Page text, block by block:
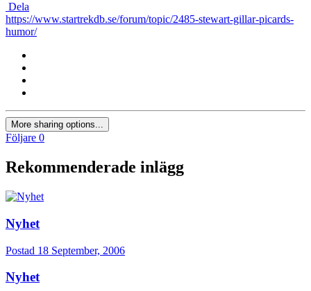
Dela
https://www.startrekdb.se/forum/topic/2485-stewart-gillar-picards-
humor/
More sharing options...
Följare 0
Rekommenderade inlägg
Nyhet
Postad 18 September, 2006
Nyhet